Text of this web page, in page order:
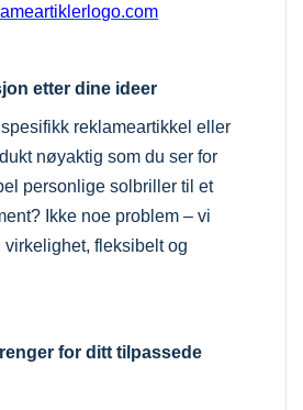
etter dine ideer
reklameartikkel eller
nøyaktig som du ser for
personlige solbriller til et
Ikke noe problem – vi
fleksibelt og
for ditt tilpassede